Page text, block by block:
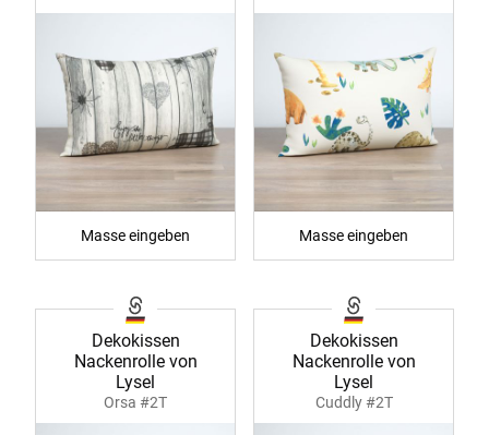
Masse eingeben Masse eingeben
Dekokissen
Nackenrolle von
Lysel
Orsa #2T
Dekokissen
Nackenrolle von
Lysel
Cuddly #2T